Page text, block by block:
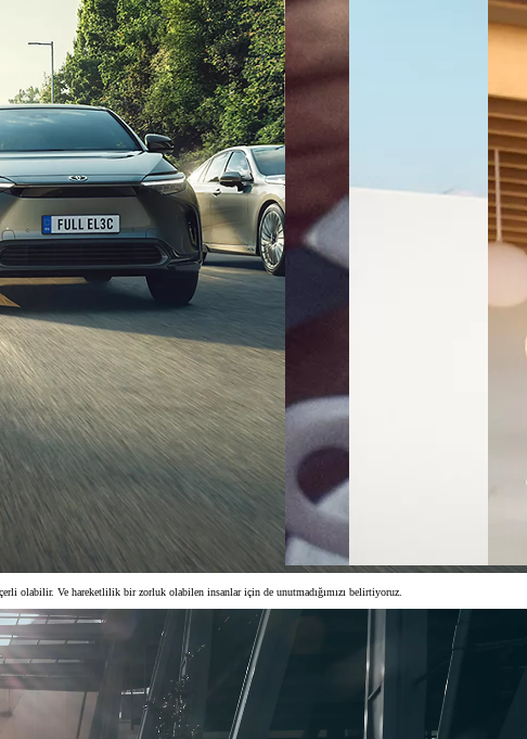
olabilir. Ve hareketlilik bir zorluk olabilen insanlar için de unutmadığımızı belirtiyoruz.